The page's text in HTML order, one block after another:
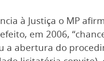
à Justiça o MP
em 2006,
a abertura do